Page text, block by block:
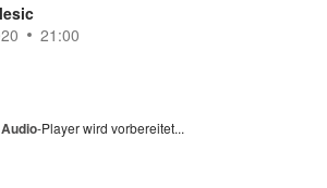
21:00
-Player wird vorbereitet...